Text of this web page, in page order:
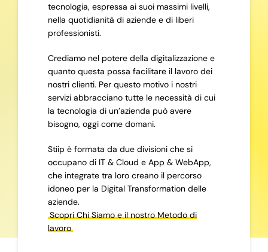
tecnologia, espressa ai suoi massimi livelli,
nella quotidianità di aziende e di liberi
professionisti.
Crediamo nel potere della digitalizzazione e
quanto questa possa facilitare il lavoro dei
nostri clienti. Per questo motivo i nostri
servizi abbracciano tutte le necessità di cui
la tecnologia di un’azienda può avere
bisogno, oggi come domani.
Stiip è formata da due divisioni che si
occupano di IT & Cloud e App & WebApp,
che integrate tra loro creano il percorso
idoneo per la Digital Transformation delle
aziende.
Scopri Chi Siamo e il nostro Metodo di
lavoro